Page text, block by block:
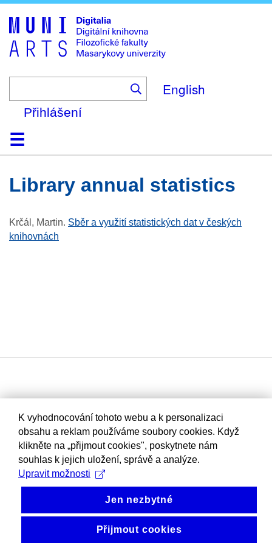
to
main
content
English
Přihlášení
DomůKolekce
Prohlížení
Vyhledávání
O platformě
Nápověda
KontaktDigitalia
library annual statistics
Krčál, Martin. Sběr a využití statistických dat v českých
knihovnách
K vyhodnocování tohoto webu a k personalizaci
obsahu a reklam používáme soubory cookies. Když
klikněte na „přijmout cookies", poskytnete nám
souhlas k jejich uložení, správě a analýze.
Upravit možnosti
Jen nezbytné
Přijmout cookies